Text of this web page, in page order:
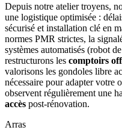
Depuis notre atelier troyens,
une logistique optimisée :
sécurisé et installation clé en
normes PMR strictes, la
systèmes automatisés (robot
restructurons les comptoirs
valorisons les gondoles libre
nécessaire pour adapter votre
observent régulièrement une
accès post-rénovation.
Arras